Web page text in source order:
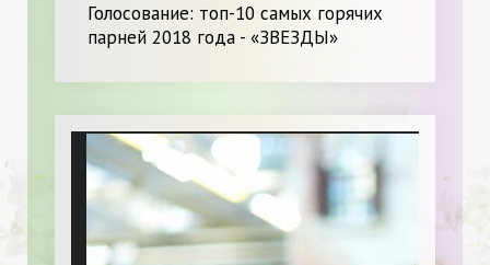
Голосование: топ-10 самых горячих
парней 2018 года - «ЗВЕЗДЫ»